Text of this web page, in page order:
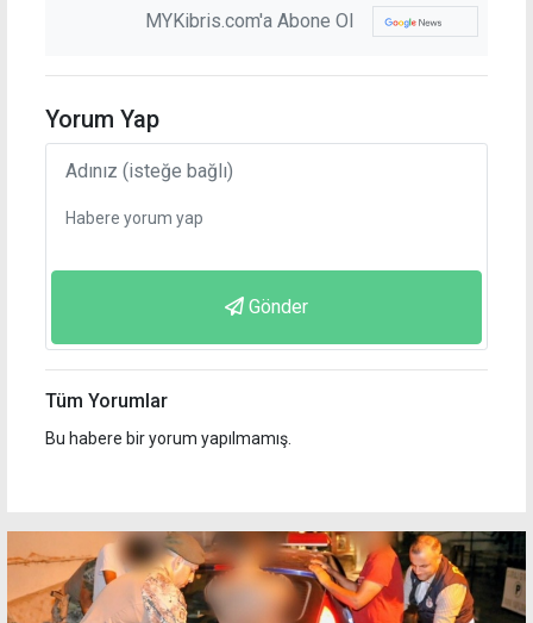
MYKibris.com'a Abone Ol
Yorum Yap
Gönder
Tüm Yorumlar
Bu habere bir yorum yapılmamış.